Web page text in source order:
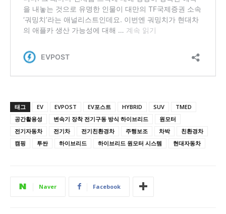
태그 EV EVPOST EV포스트 HYBRID SUV
TMED
공간활용성
변속기 장착 전기구동 방식 하이브리드
원모터
전기자동차
전기차 전기친환경차 주행보조 차박
친환경차
캠핑
투싼 하이브리드 하이브리드 원모터 시스템 현대자동차
Naver Facebook